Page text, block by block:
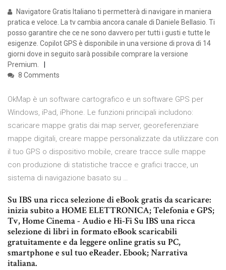
Navigatore Gratis Italiano ti permetterà di navigare in maniera
pratica e veloce. La tv cambia ancora canale di Daniele Bellasio. Ti
posso garantire che ce ne sono davvero per tutti i gusti e tutte le
esigenze. Copilot GPS è disponibile in una versione di prova di 14
giorni dove in seguito sarà possibile comprare la versione
Premium.
8 Comments
OkMap è un software cartografico e un software GPS per
Windows, iPad, iPhone. Le funzioni principali includono:
scaricare mappe gratis dai map server, georeferenziare
mappe digitali, creare mappe personalizzate da utilizzare con
il tuo GPS o dispositivo mobile, creare tracce sulle mappe
con produzione di statistiche tracce e grafici tracce, un
sistema di navigazione basato su …
Su IBS una ricca selezione di eBook gratis da scaricare:
inizia subito a HOME ELETTRONICA; Telefonia e GPS;
Tv, Home Cinema - Audio e Hi-Fi Su IBS una ricca
selezione di libri in formato eBook scaricabili
gratuitamente e da leggere online gratis su PC,
smartphone e sul tuo eReader. Ebook; Narrativa
italiana.